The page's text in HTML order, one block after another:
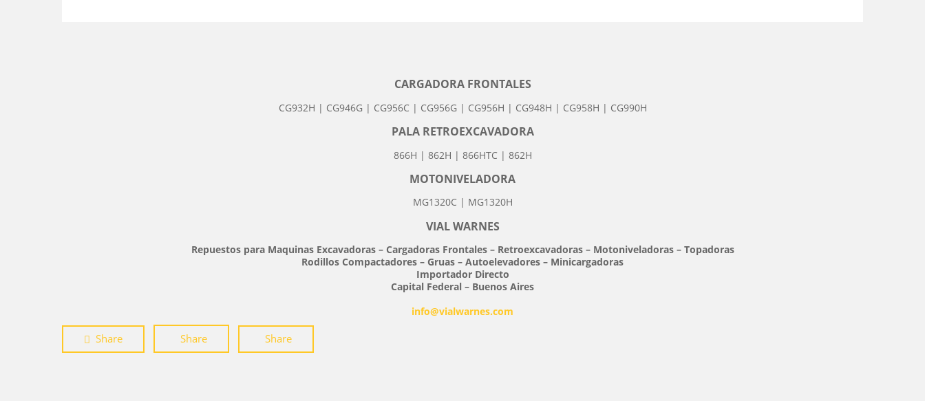
CARGADORA FRONTALES
CG932H | CG946G | CG956C | CG956G | CG956H | CG948H | CG958H | CG990H
PALA RETROEXCAVADORA
866H | 862H | 866HTC | 862H
MOTONIVELADORA
MG1320C | MG1320H
VIAL WARNES
Repuestos para Maquinas Excavadoras – Cargadoras Frontales – Retroexcavadoras – Motoniveladoras – Topadoras
Rodillos Compactadores – Gruas – Autoelevadores – Minicargadoras
Importador Directo
Capital Federal – Buenos Aires
info@vialwarnes.com
Share Share Share